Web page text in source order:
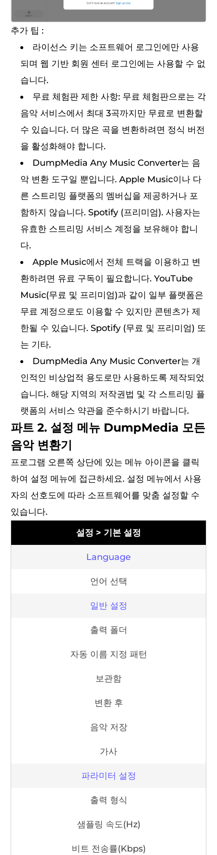
추가 팁 :
라이선스 키는 소프트웨어 로그인에만 사용
되며 웹 기반 회원 센터 로그인에는 사용할 수 없
습니다.
무료 체험판 제한 사항: 무료 체험판으로는 각
음악 서비스에서 최대 3곡까지만 무료로 변환할
수 있습니다. 더 많은 곡을 변환하려면 정식 버전
을 활성화해야 합니다.
DumpMedia Any Music Converter는 음
악 변환 도구일 뿐입니다. Apple Music이나 다
른 스트리밍 플랫폼의 멤버십을 제공하거나 포
함하지 않습니다. Spotify (프리미엄). 사용자는
유효한 스트리밍 서비스 계정을 보유해야 합니
다.
Apple Music에서 전체 트랙을 이용하고 변
환하려면 유료 구독이 필요합니다. YouTube
Music(무료 및 프리미엄)과 같이 일부 플랫폼은
무료 계정으로도 이용할 수 있지만 콘텐츠가 제
한될 수 있습니다. Spotify (무료 및 프리미엄) 또
는 기타.
DumpMedia Any Music Converter는 개
인적인 비상업적 용도로만 사용하도록 제작되었
습니다. 해당 지역의 저작권법 및 각 스트리밍 플
랫폼의 서비스 약관을 준수하시기 바랍니다.
파트 2. 설정 메뉴 DumpMedia 모든
음악 변환기
프로그램 오른쪽 상단에 있는 메뉴 아이콘을 클릭
하여 설정 메뉴에 접근하세요. 설정 메뉴에서 사용
자의 선호도에 따라 소프트웨어를 맞춤 설정할 수
있습니다.
설정 > 기본 설정
Language
언어 선택
일반 설정
출력 폴더
자동 이름 지정 패턴
보관함
변환 후
음악 저장
가사
파라미터 설정
출력 형식
샘플링 속도(Hz)
비트 전송률(Kbps)